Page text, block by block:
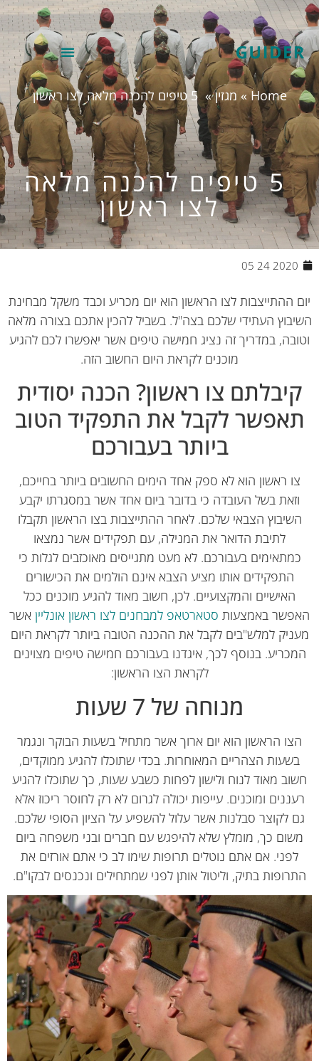
Home
»מגזין»5 טיפים להכנה מלאה לצו ראשון
5 טיפים להכנה מלאה
לצו ראשון
2020 24 05
ההתייצבות לצו הראשון הוא יום מכריע וכבד משקל מבחינת
העתידי שלכם בצה"ל. בשביל להכין אתכם בצורה מלאה
במדריך זה נציג חמישה טיפים אשר יאפשרו לכם להגיע
מוכנים לקראת היום החשוב הזה.
צו ראשון? הכנה יסודית
לקבל את התפקיד הטוב
ביותר בעבורכם
ראשון הוא לא ספק אחד הימים החשובים ביותר בחייכם,
וזאת בשל העובדה כי בדובר ביום אחד אשר במסגרתו יקבע
הצבאי שלכם. לאחר ההתייצבות בצו הראשון תקבלו
לתיבת הדואר את המנילה, עם תפקידים אשר נמצאו
בעבורכם. לא מעט מתגייסים מאוכזבים לגלות כי
התפקידים אותו מציע הצבא אינם הולמים את הכישורים
האישיים והמקצועיים. לכן, חשוב מאוד להגיע מוכנים ככל
באמצעותסטארטאפ למבחנים לצו ראשון אונלייןאשר
למלש"בים לקבל את ההכנה הטובה ביותר לקראת היום
בנוסף לכך, איגדנו בעבורכם חמישה טיפים מצוינים
לקראת הצו הראשון:
מנוחה של 7 שעות
הראשון הוא יום ארוך אשר מתחיל בשעות הבוקר ונגמר
בשעות הצהריים המאוחרות. בכדי שתוכלו להגיע ממוקדים,
מאוד לנוח ולישון לפחות כשבע שעות, כך שתוכלו להגיע
ומוכנים. עייפות יכולה לגרום לא רק לחוסר ריכוז אלא
לקוצר סבלנות אשר עלול להשפיע על הציון הסופי שלכם.
כך, מומלץ שלא להיפגש עם חברים ובני משפחה ביום
לפני. אם אתם נוטלים תרופות שימו לב כי אתם אורזים את
בתיק, וליטול אותן לפני שמתחילים ונכנסים לבקו"ם.